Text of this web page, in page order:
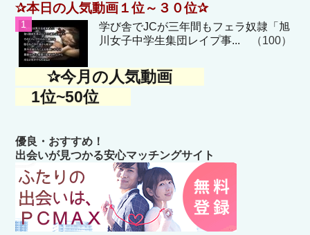
✰本日の人気動画１位～３０位✰
学び舎でJCが三年間もフェラ奴隷「旭
川女子中学生集団レイプ事... （100）
✰今月の人気動画
1位~50位
優良・おすすめ！
出会いが見つかる安心マッチングサイト